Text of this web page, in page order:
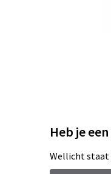
Heb je
Wellicht staat